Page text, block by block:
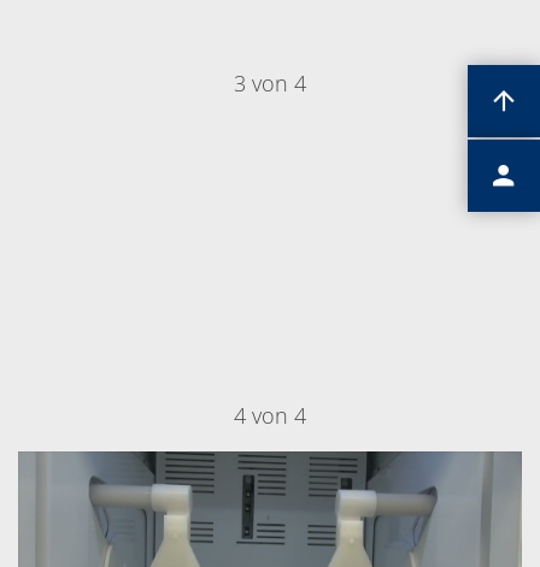
3 von 4
4 von 4